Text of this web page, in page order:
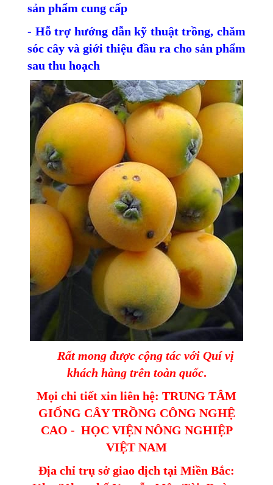
sản phẩm cung cấp
- Hỗ trợ hướng dẫn kỹ thuật trồng, chăm
sóc cây và giới thiệu đầu ra cho sản phẩm
sau thu hoạch
Rất mong được cộng tác với Quí vị
khách hàng trên toàn quốc.
Mọi chi tiết xin liên hệ: TRUNG TÂM
GIỐNG CÂY TRỒNG CÔNG NGHỆ
CAO - HỌC VIỆN NÔNG NGHIỆP
VIỆT NAM
Địa chỉ trụ sở giao dịch tại Miền Bắc: